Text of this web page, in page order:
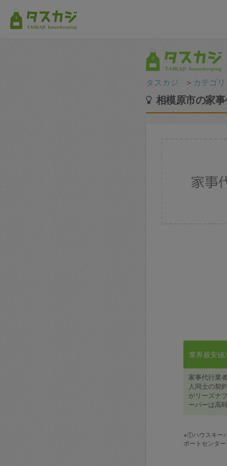
タスカジ ＞ カテゴリ
相模原市の家
業界最安値
家事代行業
人同士の契
がリーズナ
ーパーは高
※①ハウスキー
ポートセンター